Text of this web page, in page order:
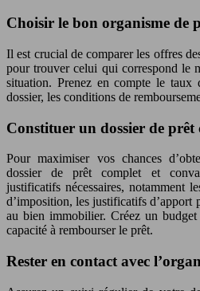
Choisir le bon organisme de
Il est crucial de comparer les offres
pour trouver celui qui correspond le
situation. Prenez en compte le taux
dossier, les conditions de
Constituer un dossier de
Pour maximiser vos chances
dossier de prêt complet et
justificatifs nécessaires, notamment
d’imposition, les justificatifs d’apport
au bien immobilier. Créez un
capacité à rembourser le prêt.
Rester en contact avec